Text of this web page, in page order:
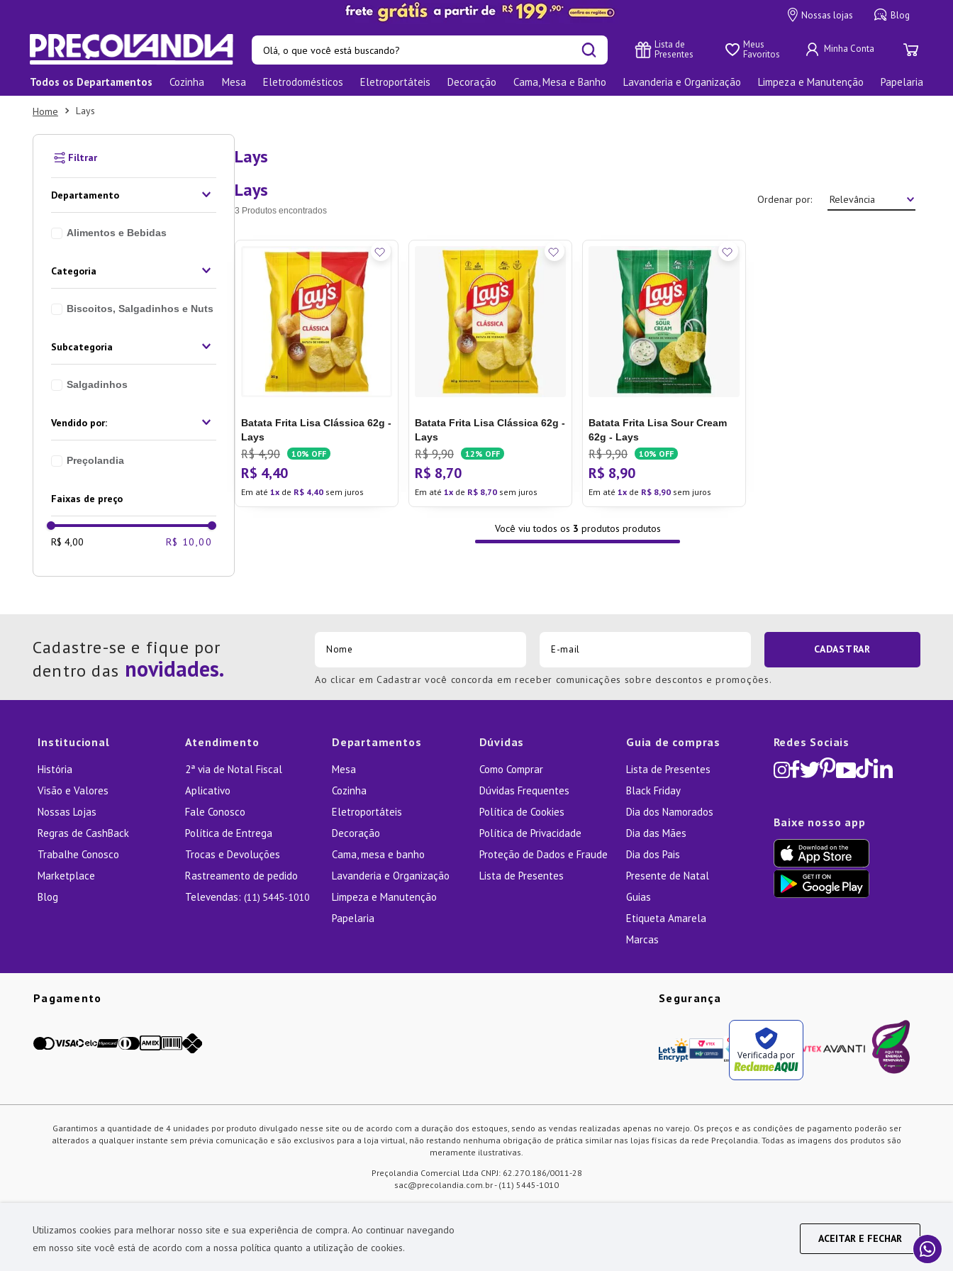
Utilizamos cookies para melhorar nosso site e sua experiência de compra. Ao continuar navegando
em nosso site você está de acordo com a nossa política quanto a utilização de cookies.
ACEITAR E FECHAR
Nossas lojas Blog
Olá, o que você está buscando?
Lista de
Presentes
Meus
Favoritos
Todos os Departamentos Cozinha Mesa Eletrodomésticos Eletroportáteis Decoração Cama, Mesa e Banho Lavanderia e Organização Limpeza e Manutenção Papelaria
Lays
Departamento
Alimentos e Bebidas
Categoria
Biscoitos, Salgadinhos e Nuts
Subcategoria
Salgadinhos
Preçolandia
Faixas de preço
R$ 4,00 R$ 10,00
Lays
Lays
3 Produtos
Ordenar por Relevância
Batata Frita Lisa Clássica 62g -
Lays
R$ 4,90 10% OFF
R$ 4,40
Em até 1 de R$ 4,40 sem juros
Batata Frita Lisa Clássica 62g -
Lays
R$ 9,90 12% OFF
R$ 8,70
Em até1 de R$ 8,70 sem juros
Batata Frita Lisa Sour Cream
62g - Lays
R$ 9,90 10% OFF
R$ 8,90
Em até1 de R$ 8,90 sem juros
Você viu todos os 3 produtos
Cadastre-se e fique por
dentro das
CADASTRAR
Ao clicar em Cadastrar você concorda em receber comunicações sobre descontos e promoções.
Institucional
História
Visão e Valores
Nossas Lojas
Regras de CashBack
Trabalhe Conosco
Marketplace
Blog
Atendimento
2ª via de Notal Fiscal
Aplicativo
Fale Conosco
Política de Entrega
Trocas e Devoluções
Rastreamento de pedido
Televendas: (11) 5445-1010
Departamentos
Mesa
Cozinha
Eletroportáteis
Decoração
Cama, mesa e banho
Lavanderia e Organização
Limpeza e Manutenção
Papelaria
Dúvidas
Como Comprar
Dúvidas Frequentes
Política de Cookies
Política de Privacidade
Proteção de Dados e Fraude
Lista de Presentes
Guia de compras
Lista de Presentes
Black Friday
Dia dos Namorados
Dia das Mães
Dia dos Pais
Presente de Natal
Guias
Etiqueta Amarela
Marcas
Redes Sociais
Baixe nosso app
Pagamento Segurança
Verificada por
Garantimos a quantidade de 4 unidades por produto divulgado nesse site ou de acordo com a duração dos estoques, sendo as vendas realizadas apenas no varejo. Os preços e as condições de pagamento poderão ser
alterados a qualquer instante sem prévia comunicação e são exclusivos para a loja virtual, não restando nenhuma obrigação de prática similar nas lojas físicas da rede Preçolandia. Todas as imagens dos produtos são
meramente ilustrativas.
Preçolandia Comercial Ltda CNPJ: 62.270.186/0011-28
sac@precolandia.com.br - (11) 5445-1010
Termos mais buscados
3
4
5º
Prato
7
Xicara
8º
Tapete
9º
Aparelho Jantar
10 º Lixeira